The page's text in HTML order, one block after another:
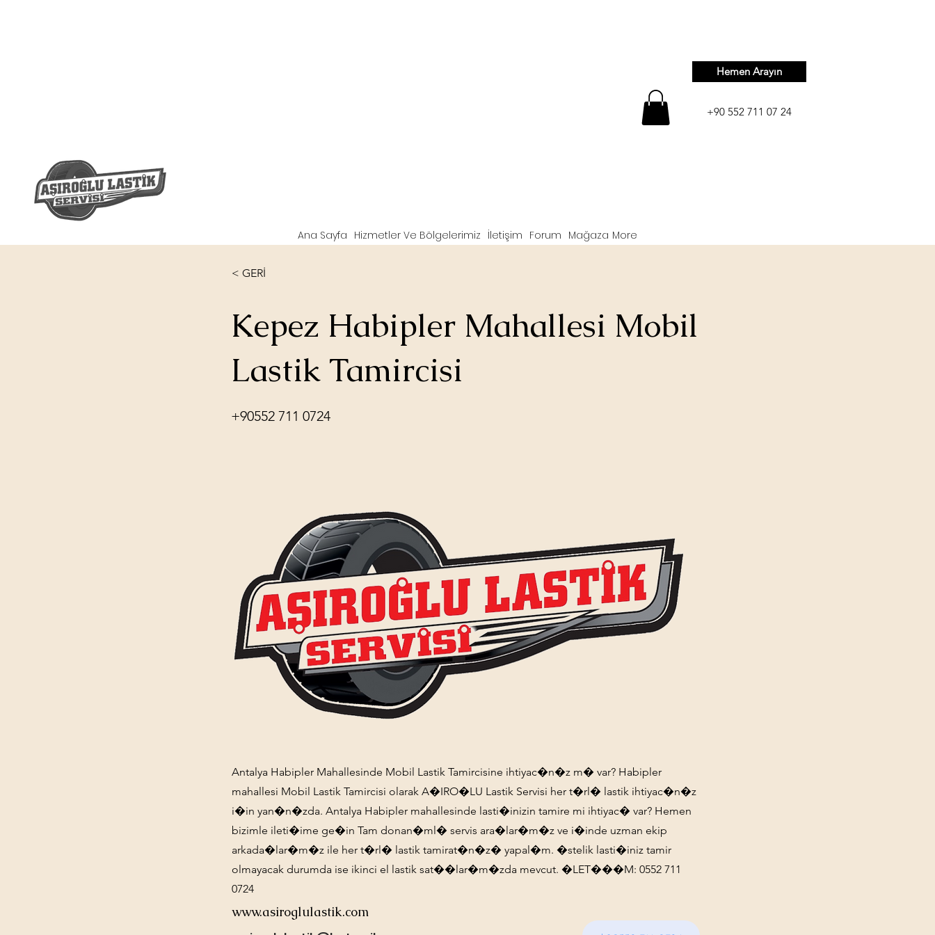
Ana Sayfa Hizmetler Ve Bölgelerimiz İletişim Forum Mağaza More
Hemen Arayın
+90 552 711 07 24
< GERİ
Kepez Habipler Mahallesi Mobil
Lastik Tamircisi
+90552 711 0724
Antalya Habipler Mahallesinde Mobil Lastik Tamircisine ihtiyac�n�z m� var? Habipler
mahallesi Mobil Lastik Tamircisi olarak A�IRO�LU Lastik Servisi her t�rl� lastik ihtiyac�n�z
i�in yan�n�zda. Antalya Habipler mahallesinde lasti�inizin tamire mi ihtiyac� var? Hemen
bizimle ileti�ime ge�in Tam donan�ml� servis ara�lar�m�z ve i�inde uzman ekip
arkada�lar�m�z ile her t�rl� lastik tamirat�n�z� yapal�m. �stelik lasti�iniz tamir
olmayacak durumda ise ikinci el lastik sat��lar�m�zda mevcut. �LET���M: 0552 711
0724
www.asiroglulastik.com